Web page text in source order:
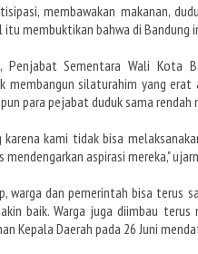
membawakan makanan,
itu membuktikan bahwa di Bandung
Penjabat Sementara Wali Kota
membangun silaturahim yang erat
para pejabat duduk sama
kami tidak bisa
mendengarkan aspirasi mereka,"
warga dan pemerintah bisa terus
baik. Warga juga diimbau
Kepala Daerah pada 26 Juni